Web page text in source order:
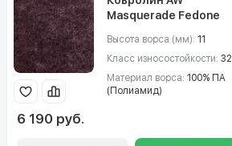
Masquerade Fedone
Высота ворса (мм): 11
Класс износостойкости: 32
Материал ворса: 100% ПА
(Полиамид)
6 190 руб.